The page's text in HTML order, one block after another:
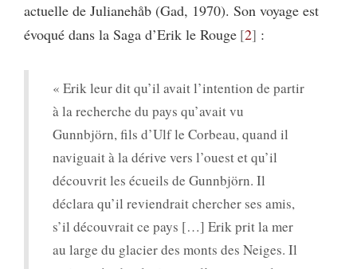
actuelle de Julianehåb (Gad, 1970). Son voyage est
évoqué dans la Saga d’Erik le Rouge 2 :
« Erik leur dit qu’il avait l’intention de partir
à la recherche du pays qu’avait vu
Gunnbjörn, fils d’Ulf le Corbeau, quand il
naviguait à la dérive vers l’ouest et qu’il
découvrit les écueils de Gunnbjörn. Il
déclara qu’il reviendrait chercher ses amis,
s’il découvrait ce pays […] Erik prit la mer
au large du glacier des monts des Neiges. Il